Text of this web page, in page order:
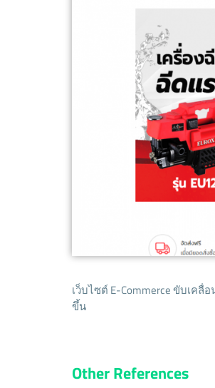
เว็บไซต์ E-Commerce ขับเคลื่
ขึ้น
Other References